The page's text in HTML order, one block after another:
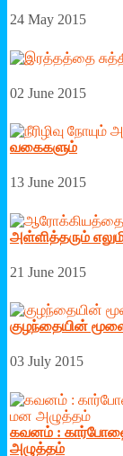
24 May 2015
02 June 2015
வகைகளும்
13 June 2015
அள்ளித்தரும்
21 June 2015
குழந்தையின்
03 July 2015
கவனம் :
அழுத்தம்